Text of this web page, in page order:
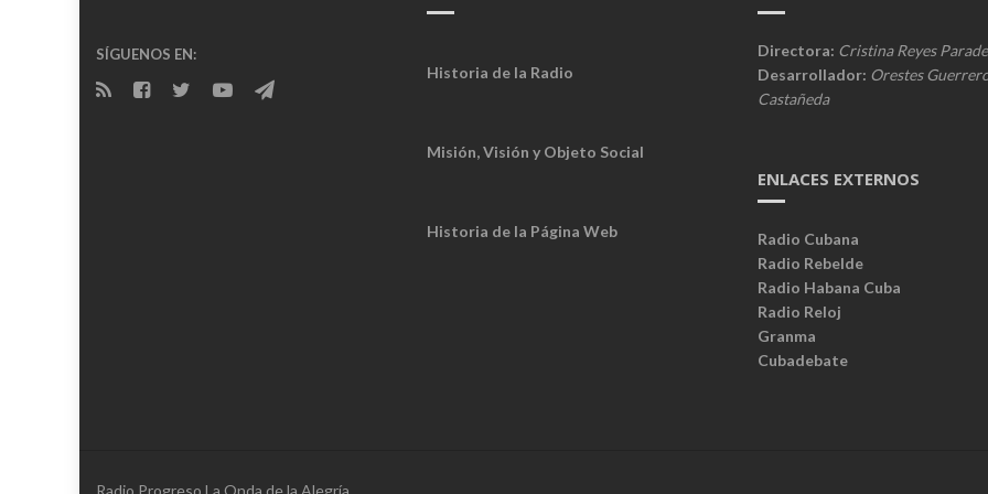
SÍGUENOS EN:
Historia de la Radio
Misión, Visión y Objeto Social
Historia de la Página Web
Directora: Cristina Reyes
Desarrollador: Orestes
Castañeda
ENLACES EXTERNOS
Radio Cubana
Radio Rebelde
Radio Habana Cuba
Radio Reloj
Granma
Cubadebate